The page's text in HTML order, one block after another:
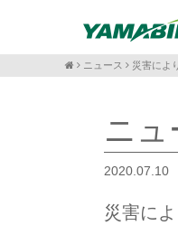
ニュース 災害によ
ニュ
2020.07.10
災害に